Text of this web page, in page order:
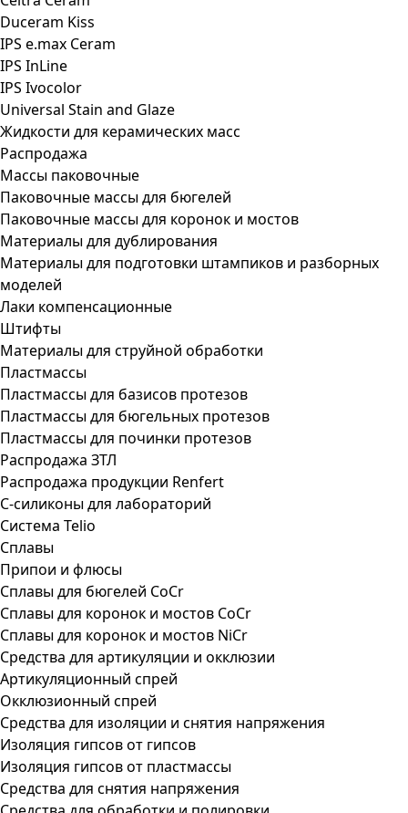
Duceram Kiss
IPS e.max Ceram
IPS InLine
IPS Ivocolor
Universal Stain and Glaze
Жидкости для керамических масс
Распродажа
Массы паковочные
Паковочные массы для бюгелей
Паковочные массы для коронок и мостов
Материалы для дублирования
Материалы для подготовки штампиков и разборных
моделей
Лаки компенсационные
Штифты
Материалы для струйной обработки
Пластмассы
Пластмассы для базисов протезов
Пластмассы для бюгельных протезов
Пластмассы для починки протезов
Распродажа ЗТЛ
Распродажа продукции Renfert
С-силиконы для лабораторий
Система Telio
Сплавы
Припои и флюсы
Сплавы для бюгелей CoCr
Сплавы для коронок и мостов CoCr
Сплавы для коронок и мостов NiCr
Средства для артикуляции и окклюзии
Артикуляционный спрей
Окклюзионный спрей
Средства для изоляции и снятия напряжения
Изоляция гипсов от гипсов
Изоляция гипсов от пластмассы
Средства для снятия напряжения